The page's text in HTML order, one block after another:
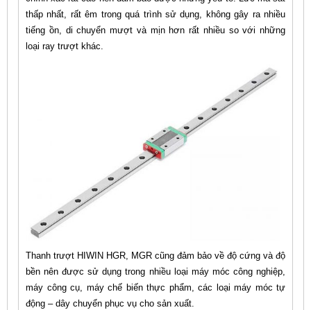
thấp nhất, rất êm trong quá trình sử dụng, không gây ra nhiều
tiếng ồn, di chuyển mượt và mịn hơn rất nhiều so với những
loại ray trượt khác.
Thanh trượt HIWIN HGR, MGR cũng đảm bảo về độ cứng và độ
bền nên được sử dụng trong nhiều loại máy móc công nghiệp,
máy công cụ, máy chế biến thực phẩm, các loại máy móc tự
động – dây chuyển phục vụ cho sản xuất.